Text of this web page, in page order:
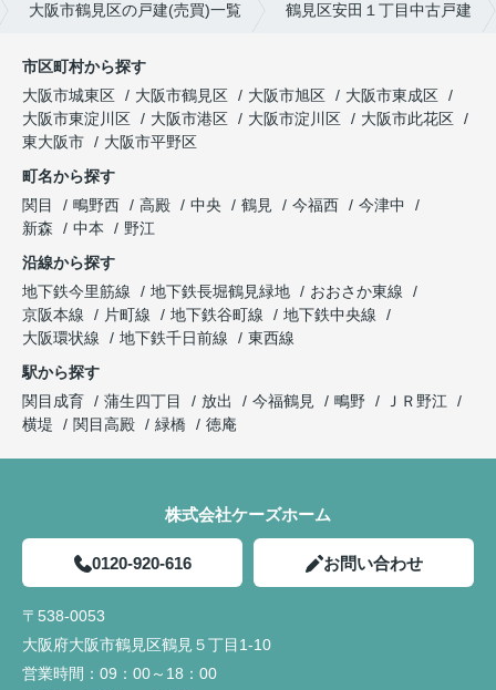
大阪市鶴見区の戸建(売買)一覧 鶴見区安田１丁目中古戸建
市区町村から探す
大阪市城東区
大阪市鶴見区 大阪市旭区
大阪市東成区
大阪市東淀川区
大阪市港区 大阪市淀川区
大阪市此花区
東大阪市
大阪市平野区
町名から探す
関目
鴫野西 高殿 中央 鶴見 今福西
今津中
新森
中本
野江
沿線から探す
地下鉄今里筋線
地下鉄長堀鶴見緑地
おおさか東線
京阪本線
片町線 地下鉄谷町線
地下鉄中央線
大阪環状線
地下鉄千日前線
東西線
駅から探す
関目成育
蒲生四丁目 放出 今福鶴見 鴫野
ＪＲ野江
横堤
関目高殿 緑橋 徳庵
株式会社ケーズホーム
0120-920-616 お問い合わせ
〒538-0053
大阪府大阪市鶴見区鶴見５丁目1-10
営業時間： 09：00～18：00